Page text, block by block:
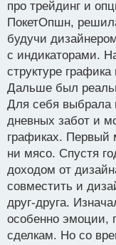
про трейдинг и
ПокетОпшн,
будучи
с индикаторами.
структуре
Дальше был
Для себя выбрала
дневных забот и
графиках. Первый
ни мясо. Спустя
доходом от
совместить и
друг-друга.
особенно эмоции,
сделкам. Но со